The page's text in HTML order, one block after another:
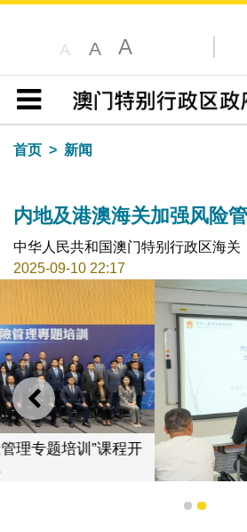
A A A
目录
首页
新闻
内地及港澳海关加强风险
中华人民共和国澳门特别行政区海关
2025-09-10 22:17
上一则
1 2